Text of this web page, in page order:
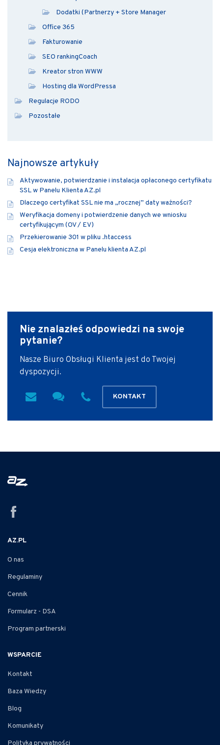
Dodatki (Partnerzy + Store Manager
Office 365
Fakturowanie
SEO rankingCoach
Kreator stron WWW
Hosting dla WordPressa
Regulacje RODO
Pozostałe
Najnowsze artykuły
Aktywowanie, potwierdzanie i instalacja opłaconego certyfikatu
SSL w Panelu Klienta AZ.pl
Dlaczego certyfikat SSL nie ma „rocznej” daty ważności?
Weryfikacja domeny i potwierdzenie danych we wniosku
certyfikującym (OV / EV)
Przekierowanie 301 w pliku .htaccess
Cesja elektroniczna w Panelu klienta AZ.pl
Nie znalazłeś odpowiedzi na swoje
pytanie?
Nasze Biuro Obsługi Klienta jest do Twojej
dyspozycji.
KONTAKT
AZ.PL
O nas
Regulaminy
Cennik
Formularz - DSA
Program partnerski
WSPARCIE
Kontakt
Baza Wiedzy
Blog
Komunikaty
Polityka prywatności